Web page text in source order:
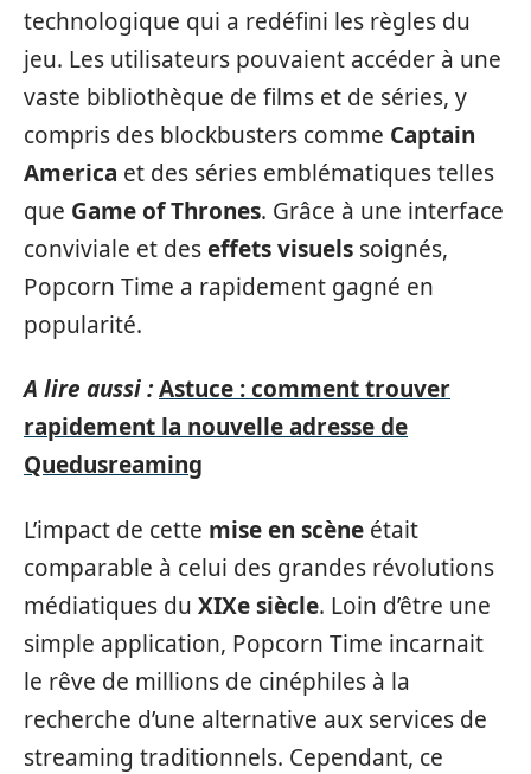
technologique qui a redéfini les règles du
jeu. Les utilisateurs pouvaient accéder à une
vaste bibliothèque de films et de séries, y
compris des blockbusters comme Captain
America et des séries emblématiques telles
que Game of Thrones. Grâce à une interface
conviviale et deseffets visuels soignés,
Popcorn Time a rapidement gagné en
popularité.
A lire aussi :Astuce : comment trouver
rapidement la nouvelle adresse de
Quedusreaming
L’impact de cette mise en scène était
comparable à celui des grandes révolutions
médiatiques du XIXe siècle. Loin d’être une
simple application, Popcorn Time incarnait
le rêve de millions de cinéphiles à la
recherche d’une alternative aux services de
streaming traditionnels. Cependant, ce